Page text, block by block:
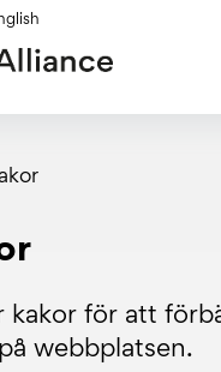
kakor för att
webbplatsen.